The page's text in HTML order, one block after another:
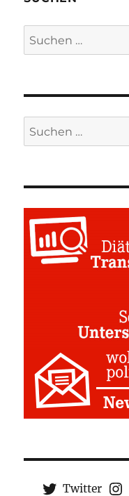
Suchen
nach:
Suchen
nach:
Twitter